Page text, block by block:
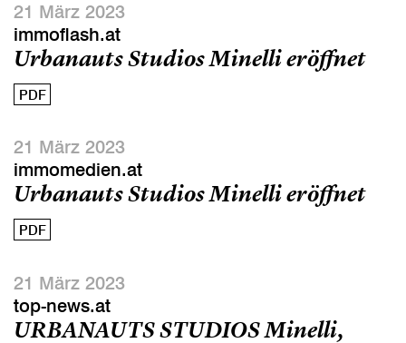
21 März 2023
immoflash.at
Urbanauts Studios Minelli eröffnet
PDF
21 März 2023
immomedien.at
Urbanauts Studios Minelli eröffnet
PDF
21 März 2023
top-news.at
URBANAUTS STUDIOS Minelli,